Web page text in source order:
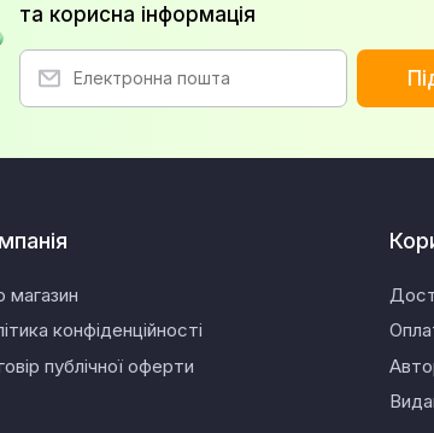
та корисна інформація
магазин
конфіденційності
публічної оферти